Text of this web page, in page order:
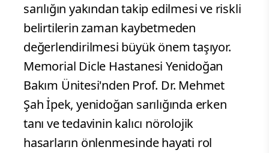
sarılığın yakından takip edilmesi ve riskli
belirtilerin zaman kaybetmeden
değerlendirilmesi büyük önem taşıyor.
Memorial Dicle Hastanesi Yenidoğan
Bakım Ünitesi'nden Prof. Dr. Mehmet
Şah İpek, yenidoğan sarılığında erken
tanı ve tedavinin kalıcı nörolojik
hasarların önlenmesinde hayati rol